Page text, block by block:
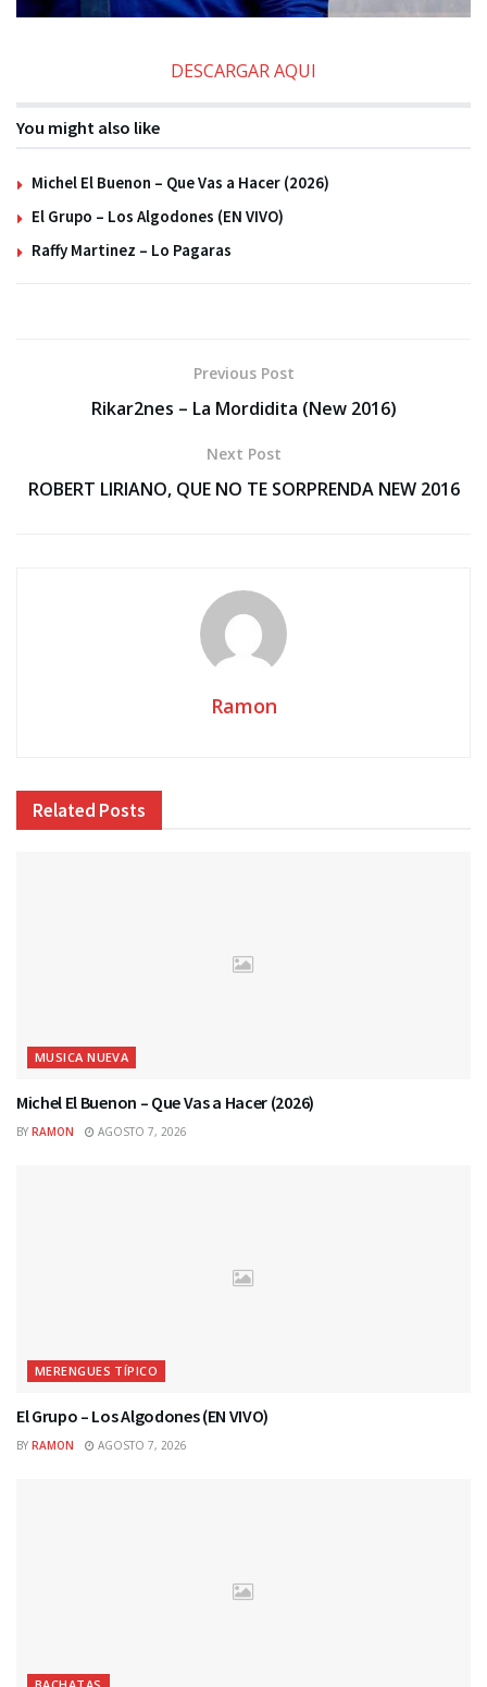
DESCARGAR AQUI
You might also like
Michel El Buenon – Que Vas a Hacer (2026)
El Grupo – Los Algodones (EN VIVO)
Raffy Martinez – Lo Pagaras
Previous Post
Rikar2nes – La Mordidita (New 2016)
Next Post
ROBERT LIRIANO, QUE NO TE SORPRENDA NEW 2016
Ramon
Related Posts
MUSICA NUEVA
Michel El Buenon – Que Vas a Hacer (2026)
BY RAMON AGOSTO 7, 2026
MERENGUES TÍPICO
El Grupo – Los Algodones (EN VIVO)
BY RAMON AGOSTO 7, 2026